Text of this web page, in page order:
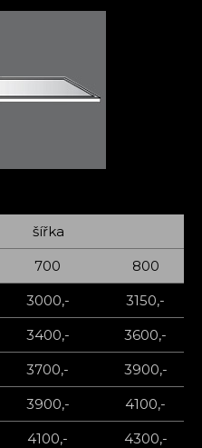
šířka
700
800
3000,-
3150,-
3400,-
3600,-
3700,-
3900,-
3900,-
4100,-
4100,-
4300,-